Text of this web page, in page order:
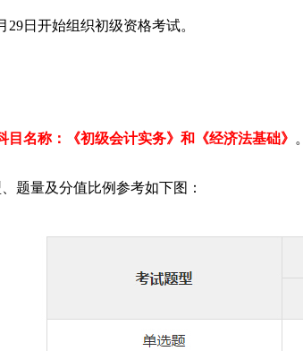
29日开始组织初级资格考试。
目名称：《初级会计实务》和《经济法基础》 。
量及分值比例参考如下图：